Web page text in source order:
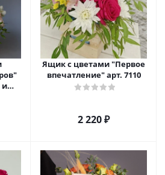
и
Ящик с цветами "Первое
впечатление" арт. 7110
2 220₽